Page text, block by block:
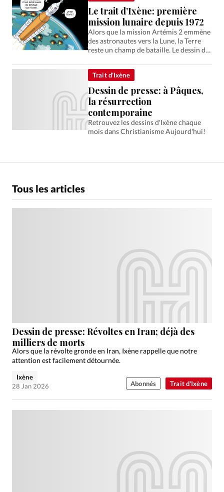
Le trait d’Ixène: première
mission lunaire depuis 1972
Alors que la mission Artémis 2 emmène
des astronautes vers la Lune, la Terre
reste un champ de bataille. Le dessin de
Trait d'Ixène
Dessin de presse: à Pâques,
la résurrection
contemporaine
Retrouvez les dessins d'Ixène chaque
mois dans Christianisme Aujourd'hui!
Tous les articles
Trait d'Ixène
Dessin de presse: Révoltes en Iran; déjà des
milliers de morts
Alors que la révolte gronde en Iran, Ixène rappelle que notre
attention est facilement détournée.
Ixène
28 Jan 2026
Abonnés